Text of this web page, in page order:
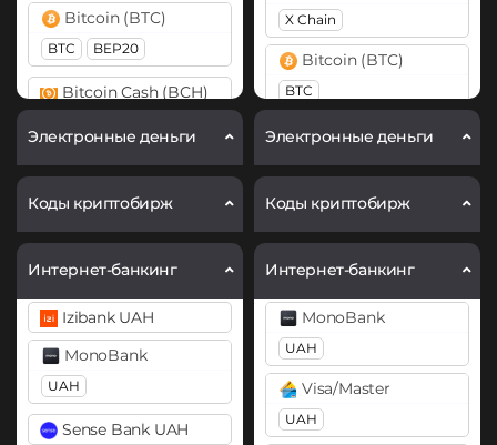
Bitcoin (BTC)
BTC BEP20
Bitcoin Cash (BCH)
BitTorrent (BTT)
Chainlink (LINK)
ERC20
Cosmos (ATOM)
DASH
Dogecoin (DOGE)
DOGE
Ethereum (ETH)
BEP20 ERC20 BASE
Электронные деньги
Коды криптобирж
Интернет-банкинг
Izibank UAH
MonoBank
UAH
Sense Bank UAH
X Chain
Bitcoin (BTC)
BTC
Bitcoin Cash (BCH)
Cardano (ADA)
Chainlink (LINK)
ERC20
Chiliz (CHZ)
Curve (CRV)
DASH
Dogecoin (DOGE)
DOGE
Электронные деньги
Коды криптобирж
Интернет-банкинг
MonoBank
UAH
Visa/Master
UAH